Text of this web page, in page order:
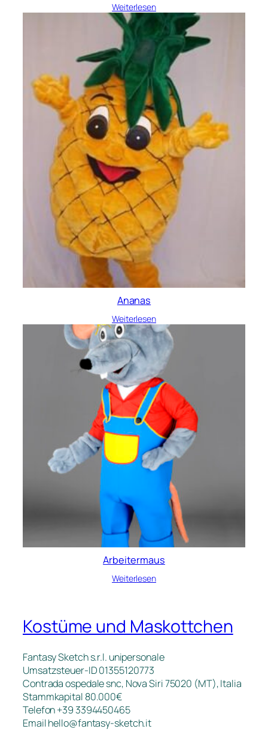
Weiterlesen
Ananas
Weiterlesen
Arbeitermaus
Weiterlesen
Kostüme und Maskottchen
Fantasy Sketch s.r.l. unipersonale
Umsatzsteuer-ID 01355120773
Contrada ospedale snc, Nova Siri 75020 (MT), Italia
Stammkapital 80.000€
Telefon +39 3394450465
Emailhello@fantasy-sketch.it